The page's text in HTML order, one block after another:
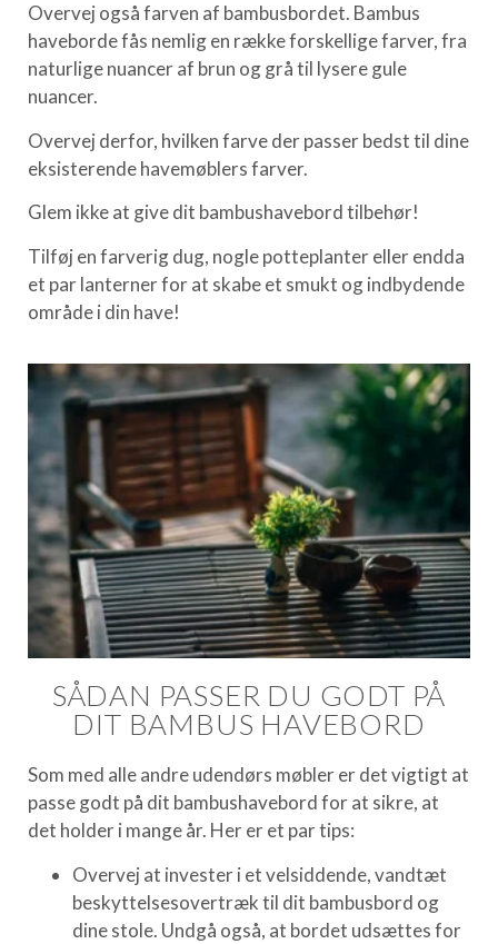
Overvej også farven af bambusbordet. Bambus
haveborde fås nemlig en række forskellige farver, fra
naturlige nuancer af brun og grå til lysere gule
nuancer.
Overvej derfor, hvilken farve der passer bedst til dine
eksisterende havemøblers farver.
Glem ikke at give dit bambushavebord tilbehør!
Tilføj en farverig dug, nogle potteplanter eller endda
et par lanterner for at skabe et smukt og indbydende
område i din have!
SÅDAN PASSER DU GODT PÅ
DIT BAMBUS HAVEBORD
Som med alle andre udendørs møbler er det vigtigt at
passe godt på dit bambushavebord for at sikre, at
det holder i mange år. Her er et par tips:
Overvej at invester i et velsiddende, vandtæt
beskyttelsesovertræk til dit bambusbord og
dine stole. Undgå også, at bordet udsættes for